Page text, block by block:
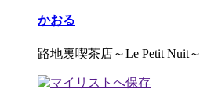
かおる
路地裏喫茶店～Le Petit Nuit～